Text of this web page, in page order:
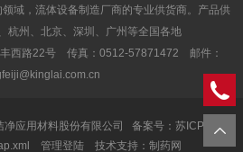
域，流体设备制造厂商的专业供货商。产品供
杭州、北京、深圳、广州等全国各地
丰西路22号 传真：0512-57871472 邮件：
净应用材料股份有限公司备案号：苏ICP备
管理登陆技术支持： 制药网